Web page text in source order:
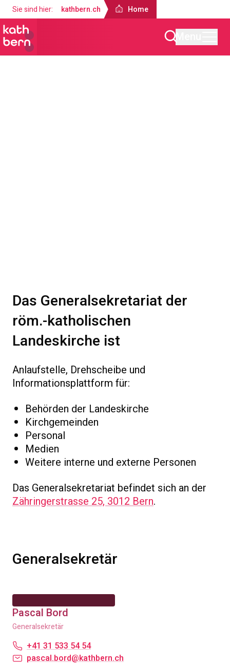
Sie sind hier: kathbern.ch Home
Das Generalsekretariat der
röm.-katholischen
Landeskirche ist
Anlaufstelle, Drehscheibe und
Informationsplattform für:
Behörden der Landeskirche
Kirchgemeinden
Personal
Medien
Weitere interne und externe Personen
Das Generalsekretariat befindet sich an der
Zähringerstrasse 25, 3012 Bern.
Generalsekretär
Pascal Bord
Generalsekretär
+41 31 533 54 54
pascal.bord@kathbern.ch